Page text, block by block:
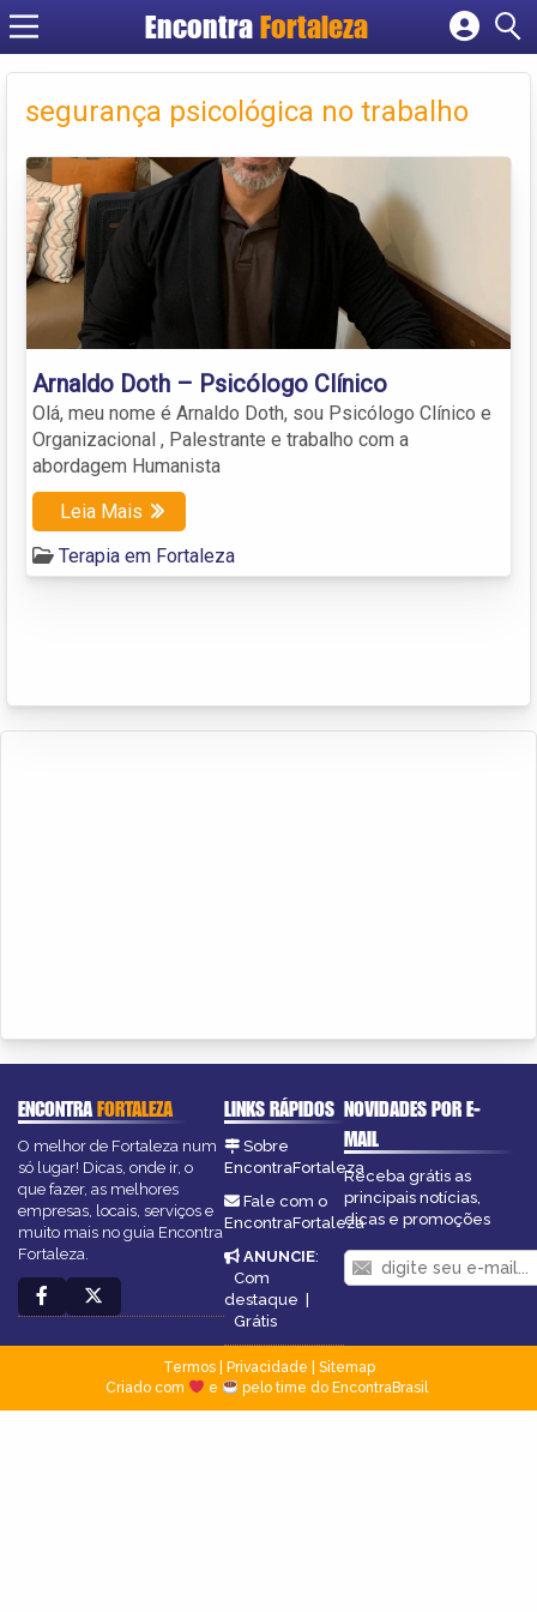
EncontraFortaleza
Cadastrar empresa
Criar conta
segurança psicológica no trabalho
Arnaldo Doth – Psicólogo Clínico
Olá, meu nome é Arnaldo Doth, sou Psicólogo Clínico e
Organizacional , Palestrante e trabalho com a
abordagem Humanista
Leia Mais
Terapia em Fortaleza
ENCONTRAFORTALEZA
O melhor de Fortaleza num
só lugar! Dicas, onde ir, o
que fazer, as melhores
empresas, locais, serviços e
muito mais no guia Encontra
Fortaleza.
LINKS RÁPIDOS
Sobre
EncontraFortaleza
Fale com o
EncontraFortaleza
ANUNCIE:
Com
destaque |
Grátis
NOVIDADES POR E-
MAIL
Receba grátis as
principais notícias,
dicas e promoções
Termos| Privacidade
Sitemap
Criado com
e pelo time do EncontraBrasil